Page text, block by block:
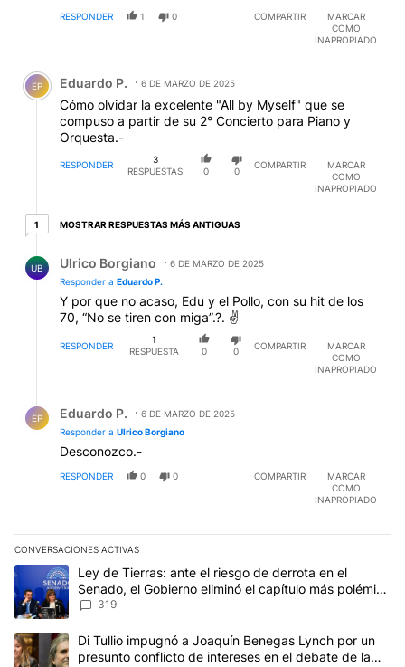
RESPONDER 1 0 COMPARTIR
MARCAR
COMO
INAPROPIADO
Comentario de Eduardo P..
EP Eduardo P. 6 DE MARZO DE 2025
Cómo olvidar la excelente "All by Myself" que se
compuso a partir de su 2° Concierto para Piano y
Orquesta.-
RESPONDER
3
RESPUESTAS
0 0
COMPARTIR
MARCAR
COMO
INAPROPIADO
11 respuesta más antiguas
MOSTRAR RESPUESTAS MÁS ANTIGUAS
UB Ulrico Borgiano
6 DE MARZO DE 2025
Responder a Eduardo P.
Y por que no acaso, Edu y el Pollo, con su hit de los
70, “No se tiren con miga”.?. ✌️
RESPONDER
1
RESPUESTA
0 0
COMPARTIR
MARCAR
COMO
INAPROPIADO
EP Eduardo P.
6 DE MARZO DE 2025
Responder a Ulrico Borgiano
Desconozco.-
RESPONDER 0 0 COMPARTIR
MARCAR
COMO
INAPROPIADO
CONVERSACIONES ACTIVAS
Este listado muestra los artículos con más comentarios en los
Un artículo de tendencia con el título "Ley de Tierras: ante el
Ley de Tierras: ante el riesgo de derrota en el
Senado, el Gobierno eliminó el capítulo más polémico
del proyecto
319
Un artículo de tendencia con el título "Di Tullio impugnó a
Di Tullio impugnó a Joaquín Benegas Lynch por un
presunto conflicto de intereses en el debate de la